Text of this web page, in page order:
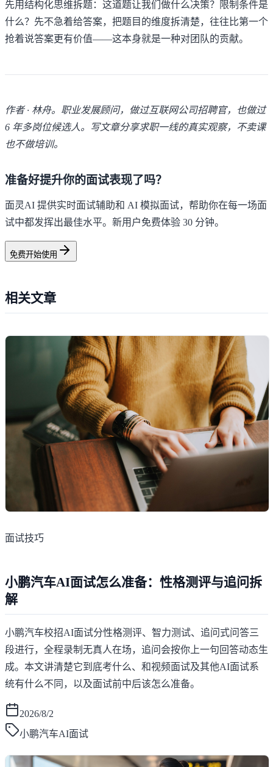
先用结构化思维拆题：这道题让我们做什么决策？限制条件是
什么？先不急着给答案，把题目的维度拆清楚，往往比第一个
抢着说答案更有价值——这本身就是一种对团队的贡献。
作者 · 林舟。职业发展顾问，做过互联网公司招聘官，也做过
6 年多岗位候选人。写文章分享求职一线的真实观察，不卖课
也不做培训。
准备好提升你的面试表现了吗？
面灵AI 提供实时面试辅助和 AI 模拟面试，帮助你在每一场面
试中都发挥出最佳水平。新用户免费体验 30 分钟。
免费开始使用
相关文章
面试技巧
小鹏汽车AI面试怎么准备：性格测评与追问拆
解
小鹏汽车校招AI面试分性格测评、智力测试、追问式问答三
段进行，全程录制无真人在场，追问会按你上一句回答动态生
成。本文讲清楚它到底考什么、和视频面试及其他AI面试系
统有什么不同，以及面试前中后该怎么准备。
2026/8/2
小鹏汽车AI面试